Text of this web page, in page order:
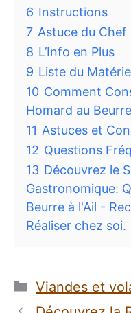
6 Instructions
7 Astuce du Chef
8 L’Info en Plus
9 Liste du
10 Comment
Homard au Beurre
11 Astuces et
12 Questions
13 Découvrez le
Gastronomique:
Beurre à l'Ail -
Réaliser chez soi.
Catégories
Viandes et